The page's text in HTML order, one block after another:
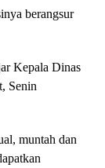
berangsur
Kepala Dinas
Senin
muntah dan